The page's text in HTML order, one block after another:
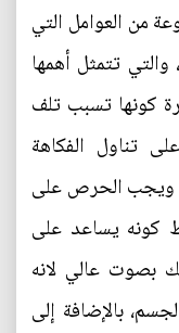
من العوامل التي
تتمثل أهمها
كونها تسبب تلف
تناول الفكاهة
ويجب الحرص على
كونه يساعد على
بصوت عالي لانه
بالإضافة إلى